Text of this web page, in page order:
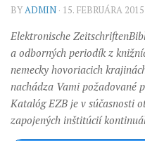
BYADMIN · 15. FEBRUÁRA 2015
Elektronische
a odborných periodík z
nemecky hovoriacich
nachádza Vami požadované
Katalóg EZB je v súčasnosti
zapojených inštitúcií